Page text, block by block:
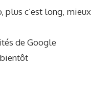
plus c’est long, mieux
de Google